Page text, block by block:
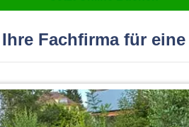
Ihre Fachfirma für